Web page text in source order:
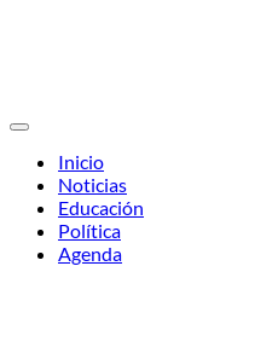
Inicio
Noticias
Educación
Política
Agenda